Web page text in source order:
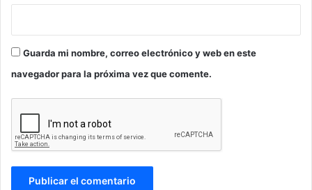
Guarda mi nombre, correo electrónico y web en este
navegador para la próxima vez que comente.